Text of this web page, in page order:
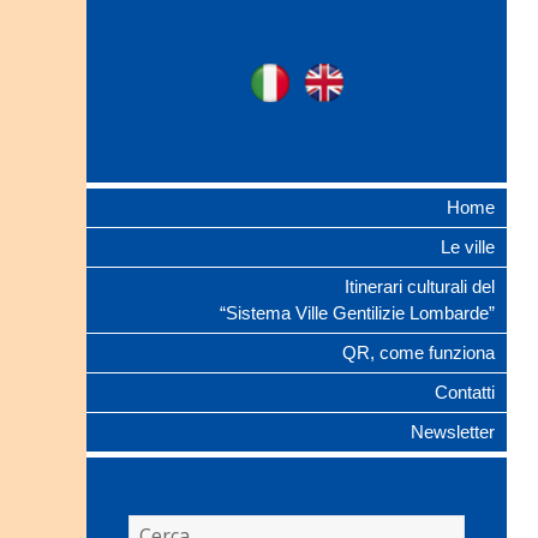
Ville Gentilizie
Ita
Home
Le ville
Itinerari culturali del
“Sistema Ville Gentilizie Lombarde”
QR, come funziona
Contatti
Newsletter
Ricerca